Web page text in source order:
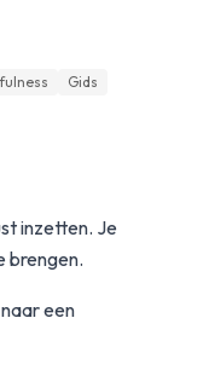
Gids
inzetten. Je
brengen.
een